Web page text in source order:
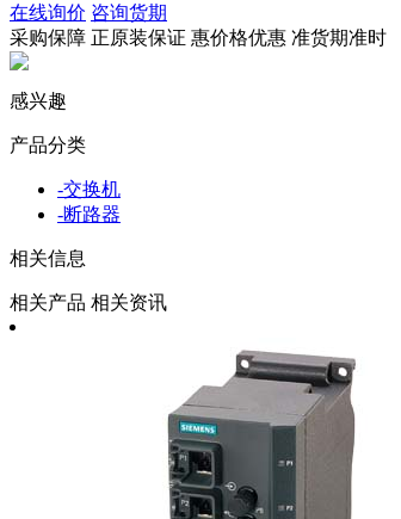
在线询价 咨询货期
采购保障 正原装保证 惠价格优惠 准货期准时
感兴趣
产品分类
-交换机
-断路器
相关信息
相关产品 相关资讯